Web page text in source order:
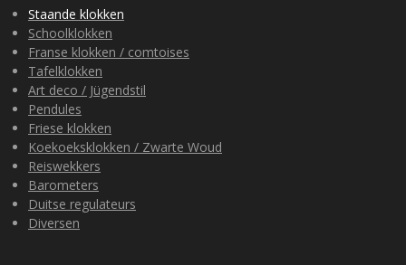
o
k
r
a
m
p
p
Staande klokken
Schoolklokken
Franse klokken / comtoises
Tafelklokken
Art deco / Jügendstil
Pendules
Friese klokken
Koekoeksklokken / Zwarte Woud
Reiswekkers
Barometers
Duitse regulateurs
Diversen